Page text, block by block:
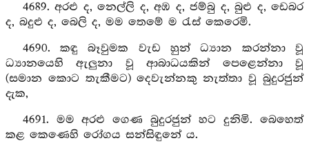
4689. අරළු ද, නෙල්ලි ද, අඹ ද, ජම්බු ද, බුළු ද, ඩෙබර
ද, බදුළු ද, බෙලි ද, මම තෙමේ ම රැස් කෙරෙමි.
4690. කඳු බෑවුමක වැඩ හුන් ධ්‍යාන කරන්නා වූ
ධ්‍යානයෙහි ඇලුනා වූ ආබාධයකින් පෙළෙන්නා වූ
(සමාන කොට තැකීමට) දෙවැන්නකු නැත්තා වූ බුදුරජුන්
දැක,
4691. මම අරළු ගෙණ බුදුරජුන් හට දුනිමි. බෙහෙත්
කළ කෙණෙහි රෝගය සන්සිඳුනේ ය.